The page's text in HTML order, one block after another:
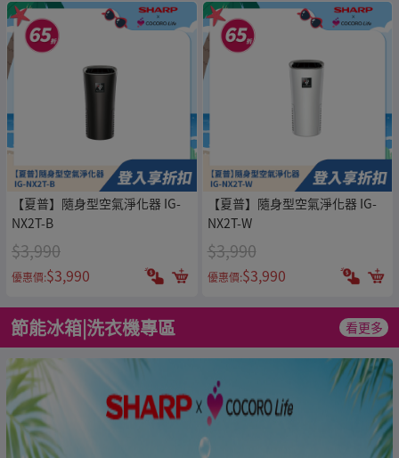
【夏普】隨身型空氣淨化器 IG-
NX2T-B
$3,990
優惠價:$3,990
【夏普】隨身型空氣淨化器 IG-
NX2T-W
$3,990
優惠價:$3,990
節能冰箱|洗衣機專區 看更多